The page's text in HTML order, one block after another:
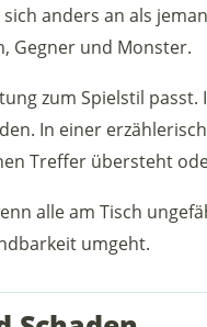
anders an als
Gegner und Monster.
zum Spielstil
In einer
Treffer übersteht
alle am Tisch
umgeht.